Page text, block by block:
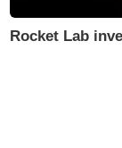
Rocket Lab